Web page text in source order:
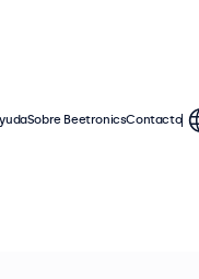
Sobre BeetronicsContacto